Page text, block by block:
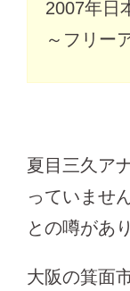
2007年日
～フリー
夏目三久ア
っていませ
との噂があ
大阪の箕面